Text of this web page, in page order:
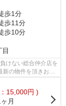
歩1分
歩11分
歩10分
目
けない総合仲介店を
新の物件を頂きお客
15,000円 )
月